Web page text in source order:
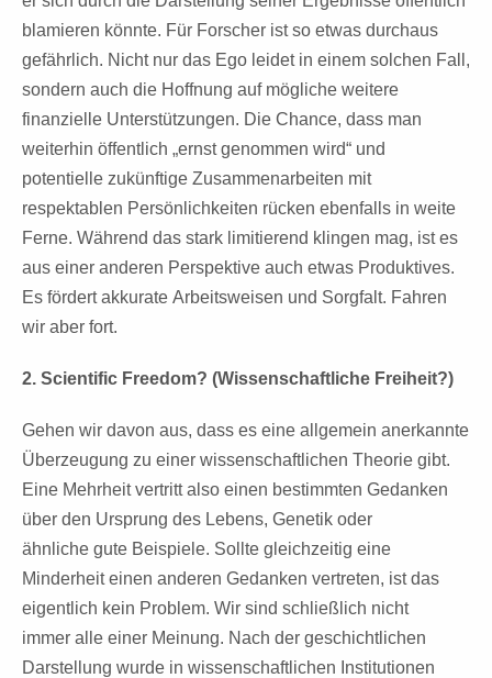
blamieren könnte. Für Forscher ist so etwas durchaus
gefährlich. Nicht nur das Ego leidet in einem solchen Fall,
sondern auch die Hoffnung auf mögliche weitere
finanzielle Unterstützungen. Die Chance, dass man
weiterhin öffentlich „ernst genommen wird“ und
potentielle zukünftige Zusammenarbeiten mit
respektablen Persönlichkeiten rücken ebenfalls in weite
Ferne. Während das stark limitierend klingen mag, ist es
aus einer anderen Perspektive auch etwas Produktives.
Es fördert akkurate Arbeitsweisen und Sorgfalt. Fahren
wir aber fort.
2. Scientific Freedom? (Wissenschaftliche Freiheit?)
Gehen wir davon aus, dass es eine allgemein anerkannte
Überzeugung zu einer wissenschaftlichen Theorie gibt.
Eine Mehrheit vertritt also einen bestimmten Gedanken
über den Ursprung des Lebens, Genetik oder
ähnliche gute Beispiele. Sollte gleichzeitig eine
Minderheit einen anderen Gedanken vertreten, ist das
eigentlich kein Problem. Wir sind schließlich nicht
immer alle einer Meinung. Nach der geschichtlichen
Darstellung wurde in wissenschaftlichen Institutionen